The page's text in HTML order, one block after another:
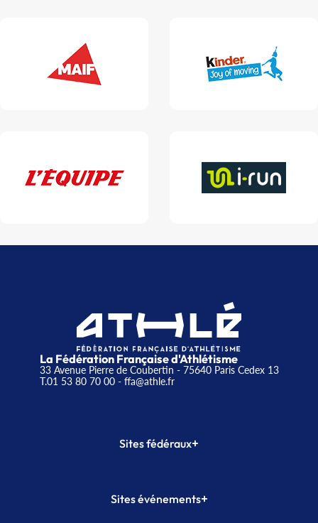
La Fédération Française d'Athlétisme
33 Avenue Pierre de Coubertin - 75640 Paris Cedex 13
T.01 53 80 70 00- ffa@athle.fr
Sites fédéraux+
Plateforme Formation
Sites événements+